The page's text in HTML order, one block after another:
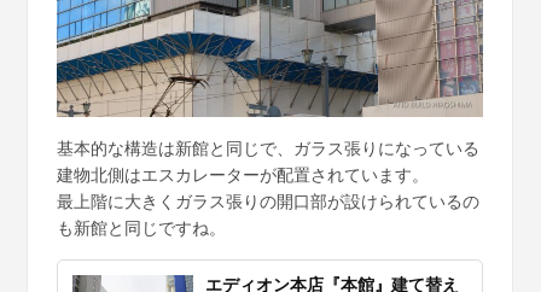
基本的な構造は新館と同じで、ガラス張りになっている
建物北側はエスカレーターが配置されています。
最上階に大きくガラス張りの開口部が設けられているの
も新館と同じですね。
エディオン本店『本館』建て替え